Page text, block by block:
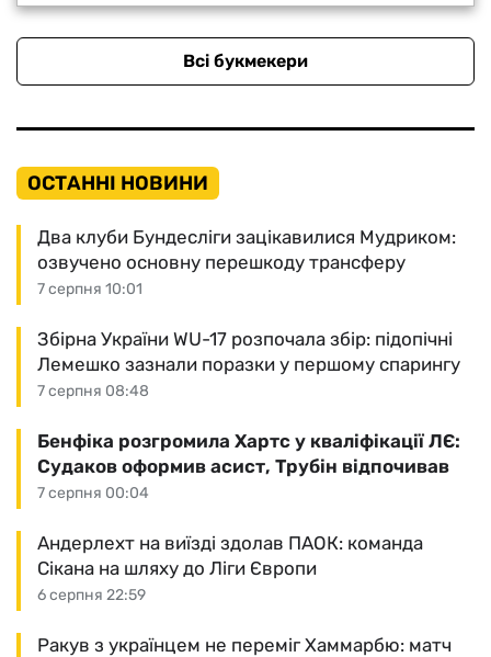
Всі букмекери
ОСТАННІ НОВИНИ
7 серпня 10:01
Два клуби Бундесліги зацікавилися Мудриком:
озвучено основну перешкоду трансферу
7 серпня 08:48
Збірна України WU-17 розпочала збір: підопічні
Лемешко зазнали поразки у першому спарингу
7 серпня 00:04
Бенфіка розгромила Хартс у кваліфікації ЛЄ:
Судаков оформив асист, Трубін відпочивав
6 серпня 22:59
Андерлехт на виїзді здолав ПАОК: команда
Сікана на шляху до Ліги Європи
Ракув з українцем не переміг Хаммарбю: матч